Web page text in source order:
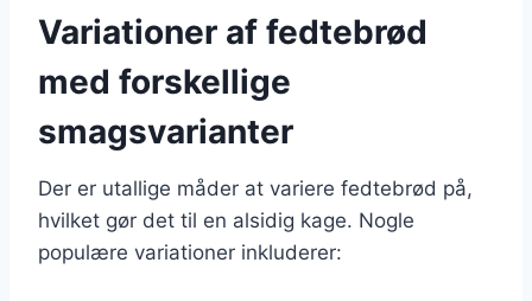
Variationer af fedtebrød
med forskellige
smagsvarianter
Der er utallige måder at variere fedtebrød på,
hvilket gør det til en alsidig kage. Nogle
populære variationer inkluderer: